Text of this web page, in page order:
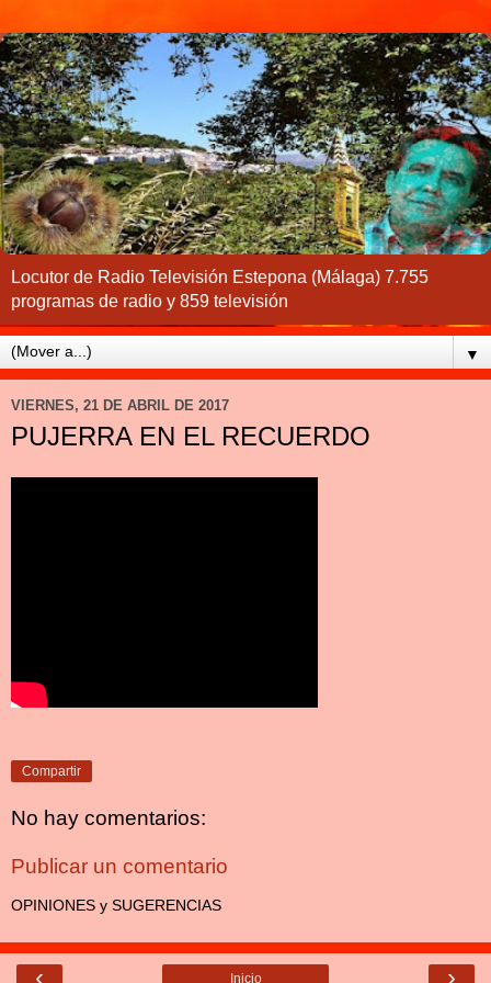
Locutor de Radio Televisión Estepona (Málaga) 7.755
programas de radio y 859 televisión
▼
VIERNES, 21 DE ABRIL DE 2017
PUJERRA EN EL RECUERDO
Compartir
No hay comentarios:
Publicar un comentario
OPINIONES y SUGERENCIAS
Inicio